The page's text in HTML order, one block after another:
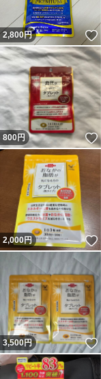
2,800円
800円
2,000円
3,500円